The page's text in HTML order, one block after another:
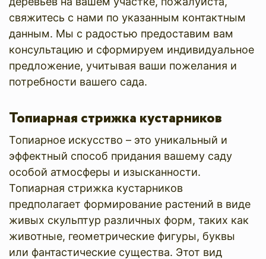
свяжитесь с нами по указанным контактным
данным. Мы с радостью предоставим вам
консультацию и сформируем индивидуальное
предложение, учитывая ваши пожелания и
потребности вашего сада.
Топиарная стрижка кустарников
Топиарное искусство – это уникальный и
эффектный способ придания вашему саду
особой атмосферы и изысканности.
Топиарная стрижка кустарников
предполагает формирование растений в виде
живых скульптур различных форм, таких как
животные, геометрические фигуры, буквы
или фантастические существа. Этот вид